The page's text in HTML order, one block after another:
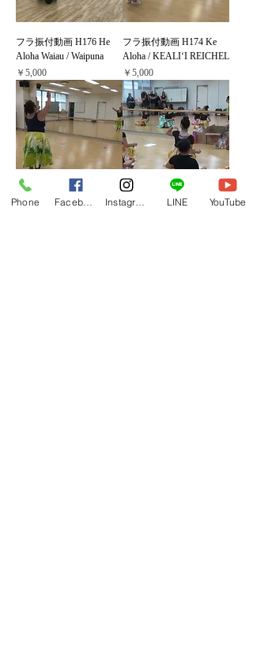
フラ振付動画 H176 He
Aloha Waiau / Waipuna
価格
￥5,000
フラ振付動画 H174 Ke
Aloha / KEALIʻI REICHEL
価格
￥5,000
フラ振付動画 H173 Lei
フラ振付動画 H172
Phone LINE YouTube